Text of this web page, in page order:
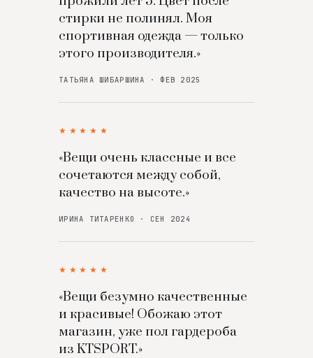
стирки не полинял. Моя
спортивная одежда — только
этого производителя.»
ТАТЬЯНА ШИБАРШИНА · ФЕВ 2025
★★★★★
«Вещи очень классные и все
сочетаются между собой,
качество на высоте.»
ИРИНА ТИТАРЕНКО · СЕН 2024
★★★★★
«Вещи безумно качественные
и красивые! Обожаю этот
магазин, уже пол гардероба
из KTSPORT.»